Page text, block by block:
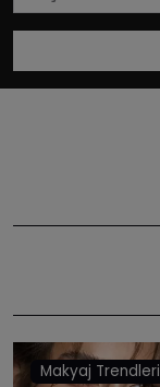
Makyaj Trendleri